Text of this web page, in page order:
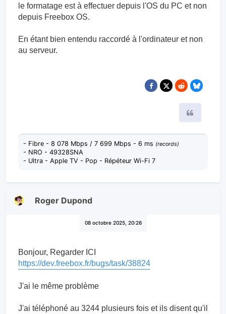
le formatage est à effectuer depuis l'OS du PC et non
depuis Freebox OS.
En étant bien entendu raccordé à l'ordinateur et non
au serveur.
- Fibre - 8 078 Mbps / 7 699 Mbps - 6 ms (records)
- NRO - 49328SNA
- Ultra - Apple TV - Pop - Répéteur Wi-Fi 7
Roger Dupond
08 octobre 2025, 20:26
Bonjour, Regarder ICI
https://dev.freebox.fr/bugs/task/38824
J'ai le même problème
J'ai téléphoné au 3244 plusieurs fois et ils disent qu'il